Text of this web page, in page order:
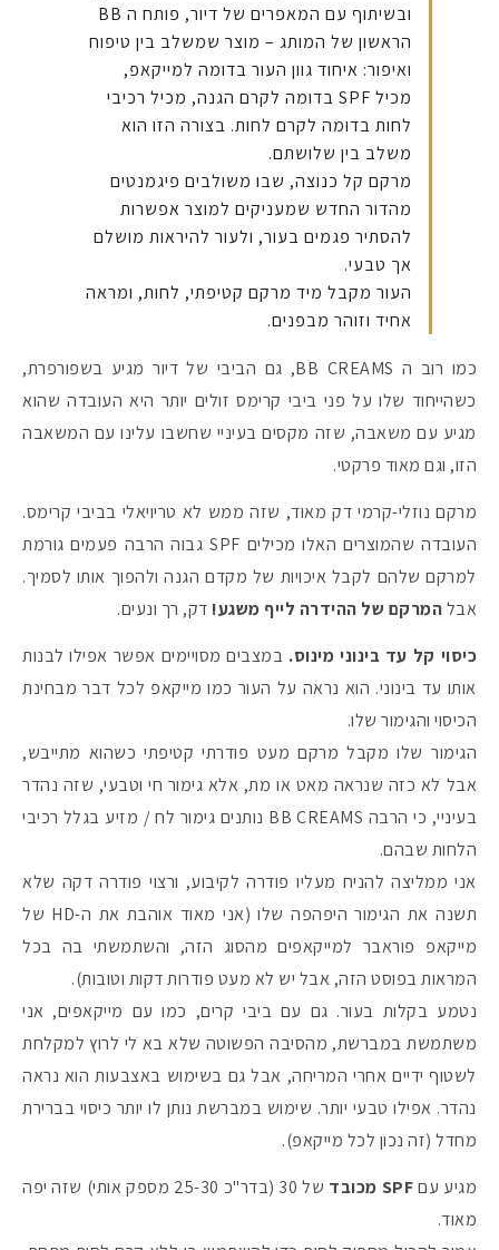
ובשיתוף עם המאפרים של דיור, פותח ה BB
הראשון של המותג – מוצר שמשלב בין טיפוח
ואיפור: איחוד גוון העור בדומה למייקאפ,
מכיל SPF בדומה לקרם הגנה, מכיל רכיבי
לחות בדומה לקרם לחות. בצורה הזו הוא
משלב בין שלושתם.
מרקם קל כנוצה, שבו משולבים פיגמנטים
מהדור החדש שמעניקים למוצר אפשרות
להסתיר פגמים בעור, ולעור להיראות מושלם
אך טבעי.
העור מקבל מיד מרקם קטיפתי, לחות, ומראה
אחיד וזוהר מבפנים.
כמו רוב ה BB CREAMS, גם הביבי של דיור מגיע בשפורפרת,
כשהייחוד שלו על פני ביבי קרימס זולים יותר היא העובדה שהוא
מגיע עם משאבה, שזה מקסים בעיניי שחשבו עלינו עם המשאבה
הזו, וגם מאוד פרקטי.
מרקם נוזלי-קרמי דק מאוד, שזה ממש לא טריויאלי בביבי קרימס.
העובדה שהמוצרים האלו מכילים SPF גבוה הרבה פעמים גורמת
למרקם שלהם לקבל איכויות של מקדם הגנה ולהפוך אותו לסמיך.
אבלהמרקם של ההידרה לייף משגע! דק, רך ונעים.
כיסוי קל עד בינוני מינוס. במצבים מסויימים אפשר אפילו לבנות
אותו עד בינוני. הוא נראה על העור כמו מייקאפ לכל דבר מבחינת
הכיסוי והגימור שלו.
הגימור שלו מקבל מרקם מעט פודרתי קטיפתי כשהוא מתייבש,
אבל לא כזה שנראה מאט או מת, אלא גימור חי וטבעי, שזה נהדר
בעיניי, כי הרבה BB CREAMS נותנים גימור לח / מזיע בגלל רכיבי
הלחות שבהם.
אני ממליצה להניח מעליו פודרה לקיבוע, ורצוי פודרה דקה שלא
תשנה את הגימור היפהפה שלו (אני מאוד אוהבת את ה-HD של
מייקאפ פוראבר למייקאפים מהסוג הזה, והשתמשתי בה בכל
המראות בפוסט הזה, אבל יש לא מעט פודרות דקות וטובות).
נטמע בקלות בעור. גם עם ביבי קרים, כמו עם מייקאפים, אני
משתמשת במברשת, מהסיבה הפשוטה שלא בא לי לרוץ למקלחת
לשטוף ידיים אחרי המריחה, אבל גם בשימוש באצבעות הוא נראה
נהדר. אפילו טבעי יותר. שימוש במברשת נותן לו יותר כיסוי בברירת
מחדל (זה נכון לכל מייקאפ).
מגיע עםSPF מכובד
של 30 (בדר"כ 25-30 מספק אותי) שזה יפה
מאוד.